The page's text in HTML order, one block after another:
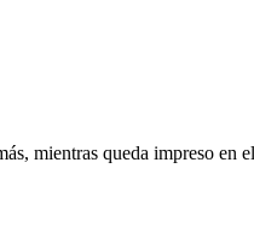
mientras queda impreso